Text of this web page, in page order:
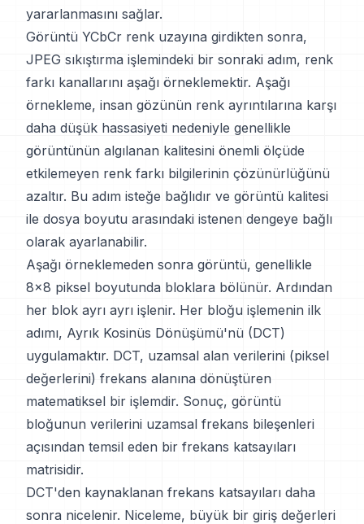
yararlanmasını sağlar.
Görüntü YCbCr renk uzayına girdikten sonra,
JPEG sıkıştırma işlemindeki bir sonraki adım, renk
farkı kanallarını aşağı örneklemektir. Aşağı
örnekleme, insan gözünün renk ayrıntılarına karşı
daha düşük hassasiyeti nedeniyle genellikle
görüntünün algılanan kalitesini önemli ölçüde
etkilemeyen renk farkı bilgilerinin çözünürlüğünü
azaltır. Bu adım isteğe bağlıdır ve görüntü kalitesi
ile dosya boyutu arasındaki istenen dengeye bağlı
olarak ayarlanabilir.
Aşağı örneklemeden sonra görüntü, genellikle
8x8 piksel boyutunda bloklara bölünür. Ardından
her blok ayrı ayrı işlenir. Her bloğu işlemenin ilk
adımı, Ayrık Kosinüs Dönüşümü'nü (DCT)
uygulamaktır. DCT, uzamsal alan verilerini (piksel
değerlerini) frekans alanına dönüştüren
matematiksel bir işlemdir. Sonuç, görüntü
bloğunun verilerini uzamsal frekans bileşenleri
açısından temsil eden bir frekans katsayıları
matrisidir.
DCT'den kaynaklanan frekans katsayıları daha
sonra nicelenir. Niceleme, büyük bir giriş değerleri